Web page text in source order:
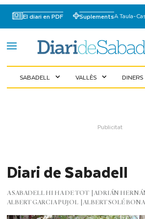
El diari en PDF SuplementsA Taula-
SABADELL expand_more VALLÈS expand_more DINERS
Diari de Sabadell
A SABADELL HI HA DE TOT ADRIÁN
ALBERT GARCIA PUJOL
ALBERT SOLÉ